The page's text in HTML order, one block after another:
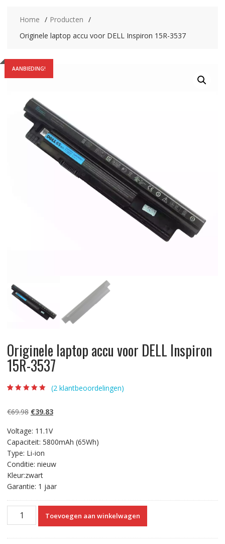
Home
Producten
Originele laptop accu voor DELL Inspiron 15R-3537
AANBIEDING!
Originele laptop accu voor DELL Inspiron
15R-3537
gebaseerd op
klantbeoordelinge
(2 klantbeoordelingen)
€69.98 Oorspronkelijke
was:
€69.98.
€39.83Huidige
€39.83.
Voltage: 11.1V
Capaciteit: 5800mAh (65Wh)
Type: Li-ion
Conditie: nieuw
Kleur:zwart
Garantie: 1 jaar
Originele
Toevoegen aan winkelwagen